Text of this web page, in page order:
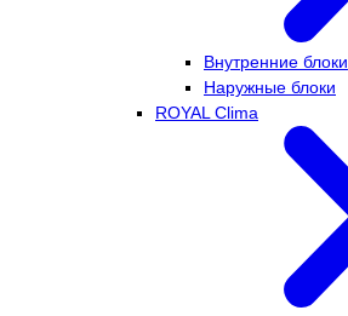
Внутренние блоки
Наружные блоки
ROYAL Clima